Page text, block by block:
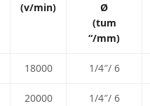
(v/min)
Ø
(tum
“/mm)
18000 1/4″/ 6
20000 1/4″/ 6